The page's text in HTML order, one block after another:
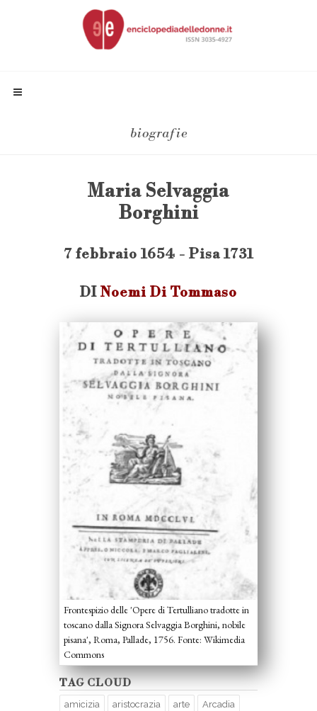
biografie
Maria Selvaggia
Borghini
7 febbraio 1654 - Pisa 1731
DI Noemi Di Tommaso
Frontespizio delle 'Opere di Tertulliano tradotte in
toscano dalla Signora Selvaggia Borghini, nobile
pisana', Roma, Pallade, 1756. Fonte: Wikimedia
Commons
TAG CLOUD
amicizia aristocrazia arte Arcadia